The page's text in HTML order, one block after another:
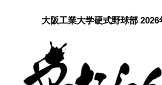
大阪工業大学硬式野球部